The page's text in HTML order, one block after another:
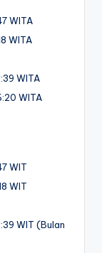
WITA
WITA
WITA
WITA
WIT
WIT
WIT (Bulan